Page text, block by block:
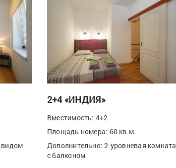
видом
2+4 «ИНДИЯ»
Вместимость: 4+2
Площадь номера: 60 кв.м.
Дополнительно: 2-уровневая комната
с балконом